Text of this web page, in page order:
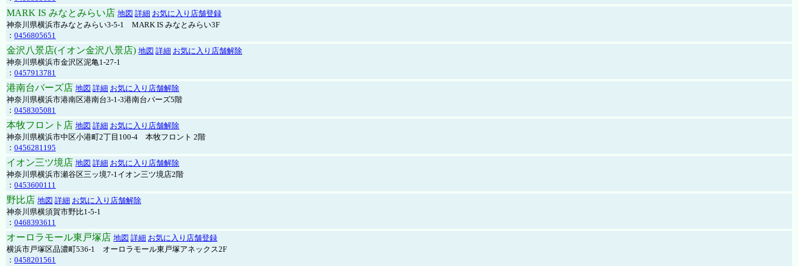
MARK IS みなとみらい店 地図 詳細 お気に入り店舗登録
神奈川県横浜市みなとみらい3-5-1 MARK IS みなとみらい3F
： 0456805651
金沢八景店(イオン金沢八景店) 地図 詳細 お気に入り店舗解除
神奈川県横浜市金沢区泥亀1-27-1
： 0457913781
港南台バーズ店 地図 詳細 お気に入り店舗解除
神奈川県横浜市港南区港南台3-1-3港南台バーズ5階
： 0458305081
本牧フロント店 地図 詳細 お気に入り店舗解除
神奈川県横浜市中区小港町2丁目100-4 本牧フロント 2階
： 0456281195
イオン三ツ境店 地図 詳細 お気に入り店舗解除
神奈川県横浜市瀬谷区三ッ境7-1イオン三ツ境店2階
： 0453600111
野比店 地図 詳細 お気に入り店舗解除
神奈川県横須賀市野比1-5-1
： 0468393611
オーロラモール東戸塚店 地図 詳細 お気に入り店舗登録
横浜市戸塚区品濃町536-1 オーロラモール東戸塚アネックス2F
： 0458201561